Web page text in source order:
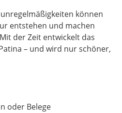
können
entstehen und machen
der Zeit entwickelt das
– und wird nur schöner,
oder Belege